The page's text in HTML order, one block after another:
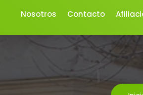
Nosotros Contacto